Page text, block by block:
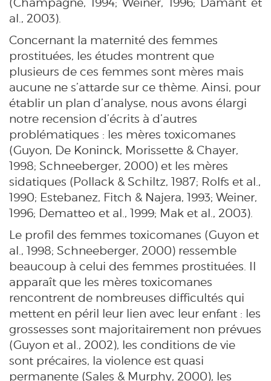
al., 2003).
Concernant la maternité des femmes
prostituées, les études montrent que
plusieurs de ces femmes sont mères mais
aucune ne s’attarde sur ce thème. Ainsi, pour
établir un plan d’analyse, nous avons élargi
notre recension d’écrits à d’autres
problématiques : les mères toxicomanes
(Guyon, De Koninck, Morissette & Chayer,
1998; Schneeberger, 2000) et les mères
sidatiques (Pollack & Schiltz, 1987; Rolfs et al.,
1990; Estebanez, Fitch & Najera, 1993; Weiner,
1996; Dematteo et al., 1999; Mak et al., 2003).
Le profil des femmes toxicomanes (Guyon et
al., 1998; Schneeberger, 2000) ressemble
beaucoup à celui des femmes prostituées. Il
apparaît que les mères toxicomanes
rencontrent de nombreuses difficultés qui
mettent en péril leur lien avec leur enfant : les
grossesses sont majoritairement non prévues
(Guyon et al., 2002), les conditions de vie
sont précaires, la violence est quasi
permanente (Sales & Murphy, 2000), les